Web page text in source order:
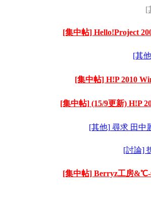
[
[集中帖] Hello!Project
[其
[集中帖] H!P 2010
[集中帖] (15/9更新) H!P
[其他] 尋求 田中
[討論]
[集中帖] Berryz工房&℃-